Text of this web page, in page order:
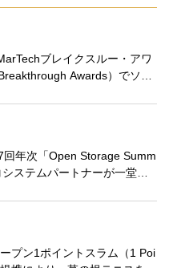
ブレイクスルー・アワ
Awards）でソー
年次「Open Storage Summ
ステムパートナーが一堂に
プン1ポイントスラム（1 Poi